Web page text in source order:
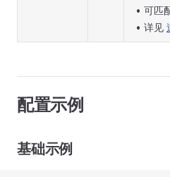
• 可匹
• 详见
配置示例
基础示例